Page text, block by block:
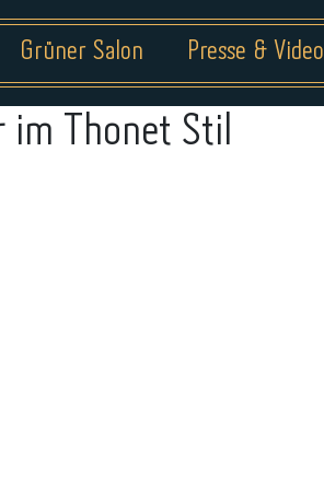
Grüner Salon Presse & Video
im Thonet Stil